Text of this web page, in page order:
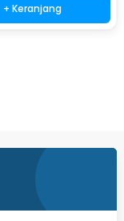
+ Keranjang